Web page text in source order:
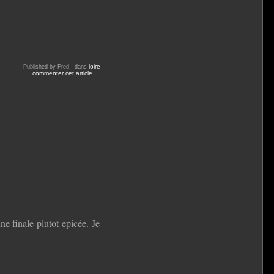
Published by Fred -dans loire
commenter cet article
finale plutot epicée. Je